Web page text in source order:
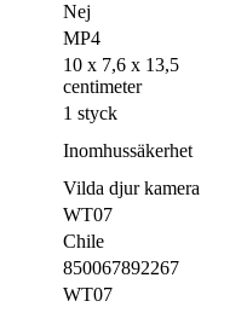
Nej
MP4
10 x 7,6 x 13,5
centimeter
1 styck
Inomhussäkerhet
Vilda djur kamera
WT07
Chile
850067892267
WT07